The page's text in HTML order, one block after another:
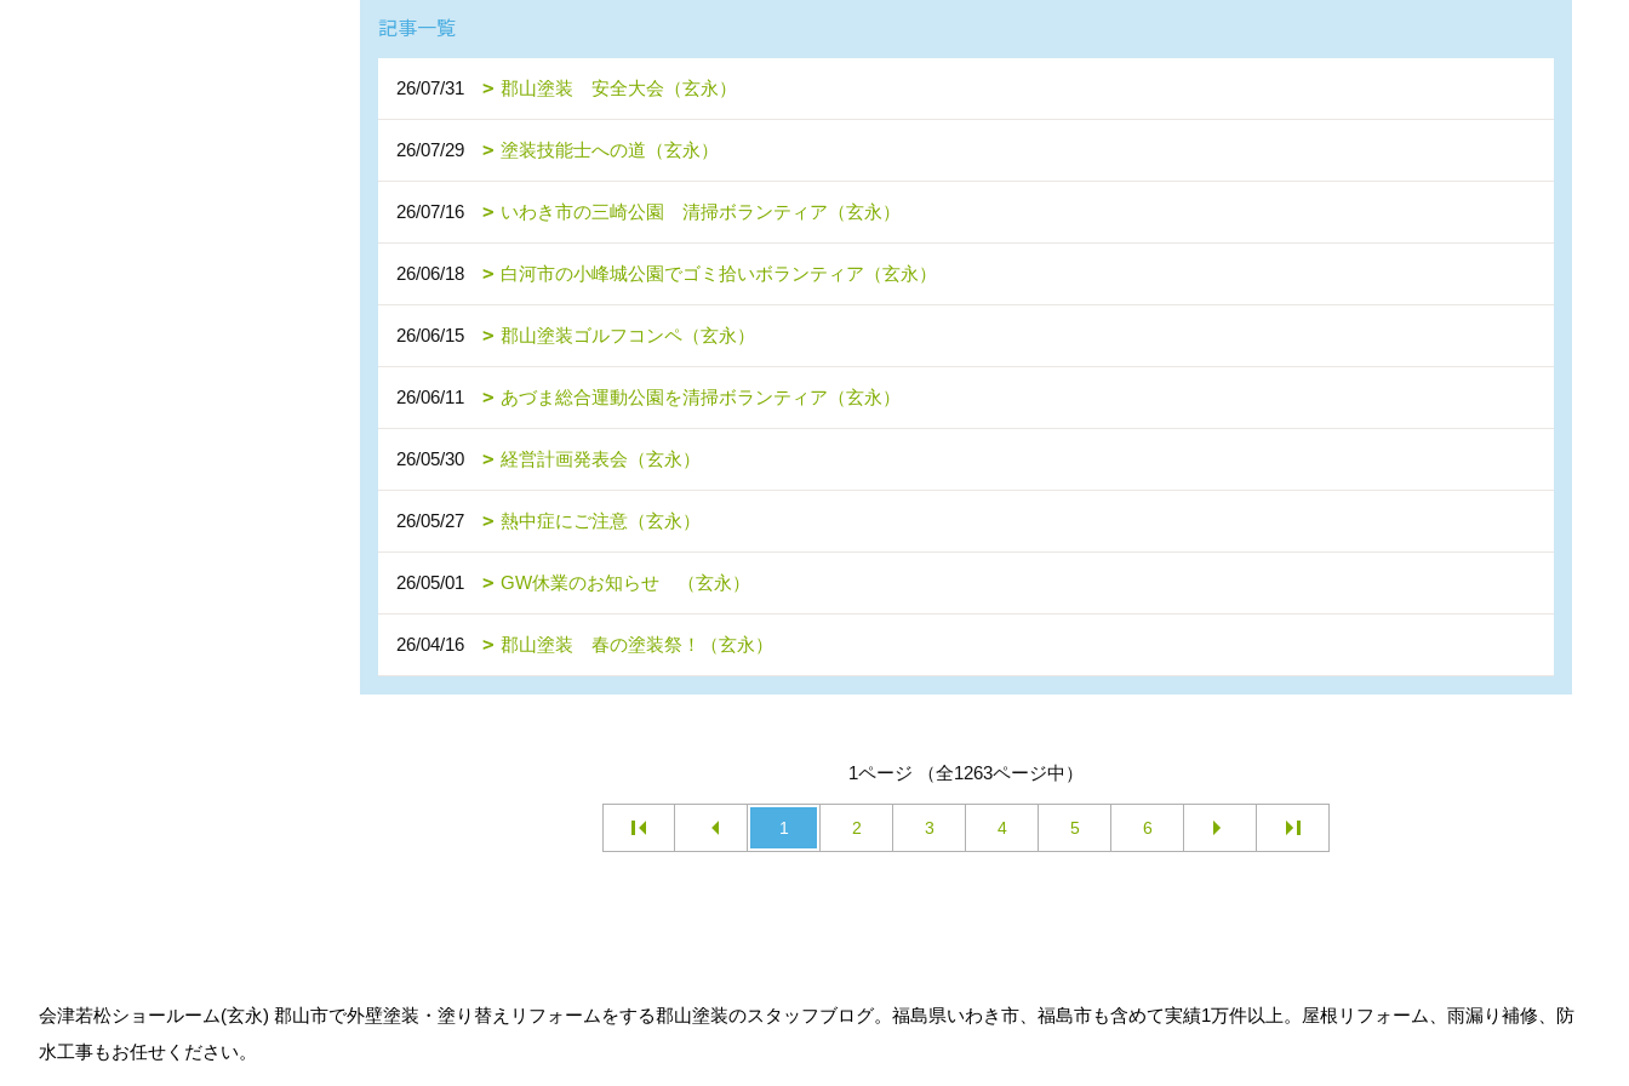
記事一覧
26/07/31 郡山塗装 安全大会（玄永）
26/07/29 塗装技能士への道（玄永）
26/07/16 いわき市の三崎公園 清掃ボランティア（玄永）
26/06/18 白河市の小峰城公園でゴミ拾いボランティア（玄永）
26/06/15 郡山塗装ゴルフコンペ（玄永）
26/06/11 あづま総合運動公園を清掃ボランティア（玄永）
26/05/30 経営計画発表会（玄永）
26/05/27 熱中症にご注意（玄永）
26/05/01 GW休業のお知らせ （玄永）
26/04/16 郡山塗装 春の塗装祭！（玄永）
1ページ （全1263ページ中）
1 2 3 4 5 6
会津若松ショールーム(玄永) 郡山市で外壁塗装・塗り替えリフォームをする郡山塗装のスタッフブログ。福島県いわき市、福島市も含めて実績1万件以上。屋根リフォーム、雨漏り補修、防
水工事もお任せください。